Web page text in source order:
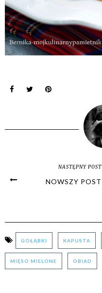
NASTĘPNY POST
NOWSZY POST
GOŁĄBKI KAPUSTA
MIĘSO MIELONE OBIAD